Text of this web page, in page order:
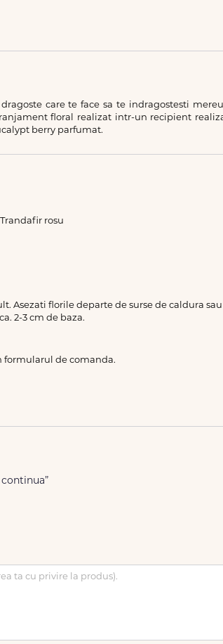
care te face sa te indragostesti
floral realizat intr-un recipient
berry parfumat.
rosu
Asezati florile departe de surse de caldura sau
2-3 cm de baza.
formularul de comanda.